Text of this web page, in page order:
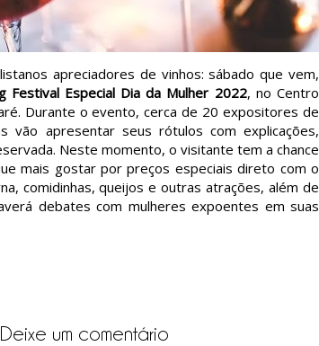
apreciadores de vinhos: sábado que vem,
Festival Especial Dia da Mulher 2022, no Centro
Durante o evento, cerca de 20 expositores de
vão apresentar seus rótulos com explicações,
Neste momento, o visitante tem a chance
mais gostar por preços especiais direto com o
comidinhas, queijos e outras atrações, além de
debates com mulheres expoentes em suas
Deixe um comentário